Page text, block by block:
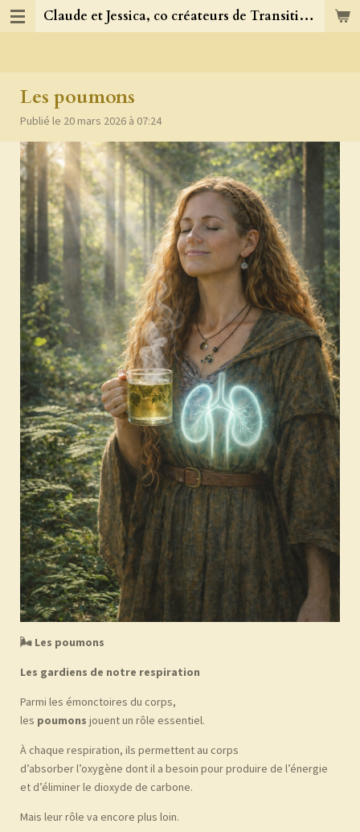
Passer
Claude et Jessica, co créateurs de TransitionJC
Les poumons
Publié le 20 mars 2026 à 07:24
🌬 Les poumons
Les gardiens de notre respiration
Parmi les émonctoires du corps,
les poumons jouent un rôle essentiel.
À chaque respiration, ils permettent au corps
d’absorber l’oxygène dont il a besoin pour produire de l’énergie
et d’éliminer le dioxyde de carbone.
Mais leur rôle va encore plus loin.